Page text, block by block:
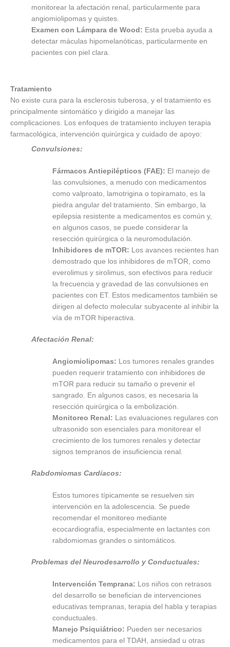
monitorear la afectación renal, particularmente para
angiomiolipomas y quistes.
Examen con Lámpara de Wood: Esta prueba ayuda a
detectar máculas hipomelanóticas, particularmente en
pacientes con piel clara.
Tratamiento
No existe cura para la esclerosis tuberosa, y el tratamiento es
principalmente sintomático y dirigido a manejar las
complicaciones. Los enfoques de tratamiento incluyen terapia
farmacológica, intervención quirúrgica y cuidado de apoyo:
Convulsiones:
Fármacos Antiepilépticos (FAE): El manejo de
las convulsiones, a menudo con medicamentos
como valproato, lamotrigina o topiramato, es la
piedra angular del tratamiento. Sin embargo, la
epilepsia resistente a medicamentos es común y,
en algunos casos, se puede considerar la
resección quirúrgica o la neuromodulación.
Inhibidores de mTOR: Los avances recientes han
demostrado que los inhibidores de mTOR, como
everolimus y sirolimus, son efectivos para reducir
la frecuencia y gravedad de las convulsiones en
pacientes con ET. Estos medicamentos también se
dirigen al defecto molecular subyacente al inhibir la
vía de mTOR hiperactiva.
Afectación Renal:
Angiomiolipomas: Los tumores renales grandes
pueden requerir tratamiento con inhibidores de
mTOR para reducir su tamaño o prevenir el
sangrado. En algunos casos, es necesaria la
resección quirúrgica o la embolización.
Monitoreo Renal: Las evaluaciones regulares con
ultrasonido son esenciales para monitorear el
crecimiento de los tumores renales y detectar
signos tempranos de insuficiencia renal.
Rabdomiomas Cardíacos:
Estos tumores típicamente se resuelven sin
intervención en la adolescencia. Se puede
recomendar el monitoreo mediante
ecocardiografía, especialmente en lactantes con
rabdomiomas grandes o sintomáticos.
Problemas del Neurodesarrollo y Conductuales:
Intervención Temprana: Los niños con retrasos
del desarrollo se benefician de intervenciones
educativas tempranas, terapia del habla y terapias
conductuales.
Manejo Psiquiátrico: Pueden ser necesarios
medicamentos para el TDAH, ansiedad u otras